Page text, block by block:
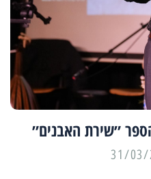
״שירת האבנים״